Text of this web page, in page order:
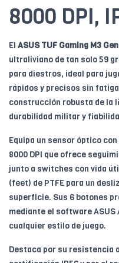
8000 DPI,
El ASUS TUF Gaming M3
ultraliviano de tan solo 59
para diestros, ideal para
rápidos y precisos sin
construcción robusta de la
durabilidad militar y
Equipa un sensor óptico
8000 DPI que ofrece
junto a switches con vida
(feet) de PTFE para un
superficie. Sus 6 botones
mediante el software
cualquier estilo de juego.
Destaca por su resistencia